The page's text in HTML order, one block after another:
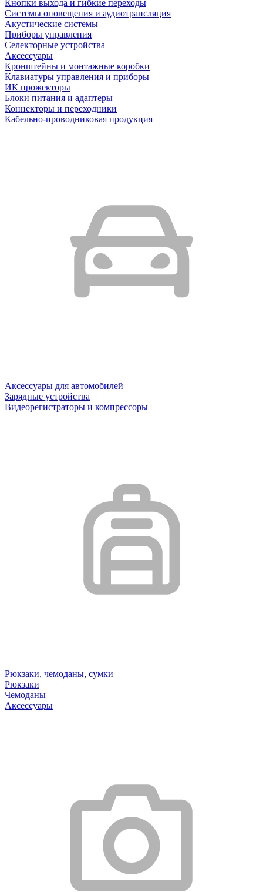
Кнопки выхода и гибкие переходы
Системы оповещения и аудиотрансляция
Акустические системы
Приборы управления
Селекторные устройства
Аксессуары
Кронштейны и монтажные коробки
Клавиатуры управления и приборы
ИК прожекторы
Блоки питания и адаптеры
Коннекторы и переходники
Кабельно-проводниковая продукция
Аксессуары для автомобилей
Зарядные устройства
Видеорегистраторы и компрессоры
Рюкзаки, чемоданы, сумки
Рюкзаки
Чемоданы
Аксессуары